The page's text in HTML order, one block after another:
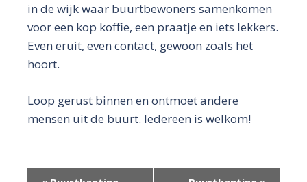
in de wijk waar buurtbewoners samenkomen
voor een kop koffie, een praatje en iets lekkers.
Even eruit, even contact, gewoon zoals het
hoort.
Loop gerust binnen en ontmoet andere
mensen uit de buurt. Iedereen is welkom!